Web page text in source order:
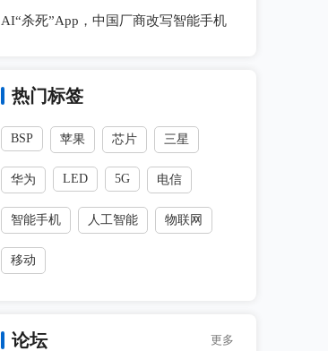
AI“杀死”App，中国厂商改写智能手机
热门标签
BSP 苹果 芯片 三星
华为 LED 5G 电信
智能手机 人工智能 物联网
移动
论坛 更多